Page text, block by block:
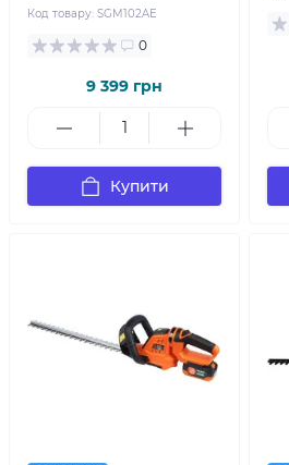
Код товару: SGM102AE
0
9 399 грн
Купити